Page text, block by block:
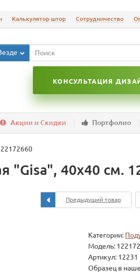
Калькулятор штор Сотрудничество
КОНСУЛЬТАЦИЯ
Акции и Скидки Портфолио
"Gisa", 40х40 см.
Предыдущий товар
Категории:
Модель:
Артикул: 12231
Образец в